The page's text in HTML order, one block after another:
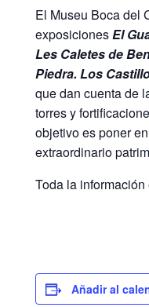
El Museu Boca del
exposicionesEl
Les Caletes de
Piedra. Los
que dan cuenta de
torres y
objetivo es poner
extraordinario
Toda la información
Añadir al